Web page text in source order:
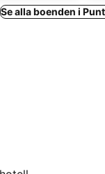
Se alla boenden i